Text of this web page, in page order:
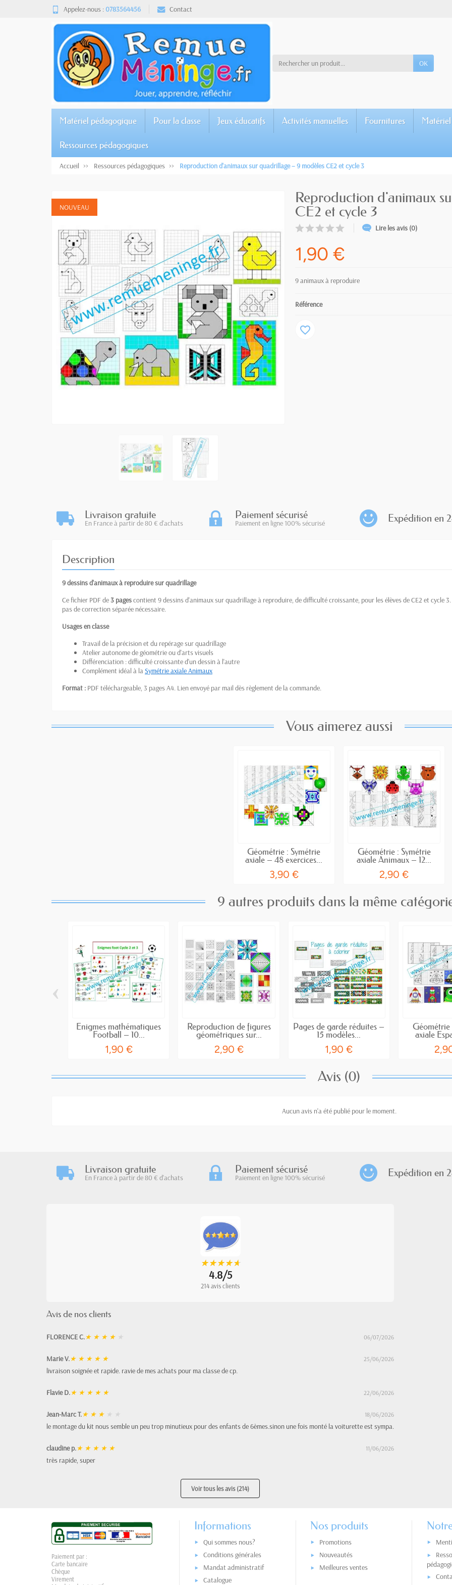
Appelez-nous : 0783564456 Contact
OK
Matériel pédagogique Pour la classe Jeux éducatifs Activités manuelles Fournitures
Ressources pédagogiques
Accueil Ressources pédagogiques Reproduction d'animaux sur quadrillage – 9 modèles CE2 et cycle 3
NOUVEAU
Reproduction d'animaux
CE2 et cycle 3
Lire les avis (0)
1,90 €
9 animaux à reproduire
Référence
favorite_border
Livraison gratuite
En France à partir de 80 € d'achats
Paiement sécurisé
Paiement en ligne 100% sécurisé Expédition en
Description
9 dessins d'animaux à reproduire sur quadrillage
Ce fichier PDF de3 pagescontient 9 dessins d'animaux sur quadrillage à reproduire, de difficulté croissante, pour les élèves de CE2 et cycle
pas de correction séparée nécessaire.
Usages en classe
Travail de la précision et du repérage sur quadrillage
Atelier autonome de géométrie ou d'arts visuels
Différenciation : difficulté croissante d'un dessin à l'autre
Complément idéal à laSymétrie axiale Animaux
Format : PDF téléchargeable, 3 pages A4. Lien envoyé par mail dès règlement de la commande.
Vous aimerez aussi
Géométrie : Symétrie
axiale – 48 exercices...
3,90 €
Géométrie : Symétrie
axiale Animaux – 12...
2,90 €
9 autres produits dans la même
Énigmes mathématiques
Football – 10...
1,90 €
Reproduction de figures
géométriques sur...
2,90 €
Pages de garde réduites –
15 modèles...
1,90 €
Géométrie
axiale
‹
Avis (0)
Aucun avis n'a été publié pour le moment.
Livraison gratuite
En France à partir de 80 € d'achats
Paiement sécurisé
Paiement en ligne 100% sécurisé Expédition en
★
★★
★★
★★
★★
★
4.8/5
214 avis clients
Avis de nos clients
FLORENCE C.★ ★ ★ ★ ★ 06/07/2026
Marie V.★ ★ ★ ★ ★ 25/06/2026
livraison soignée et rapide. ravie de mes achats pour ma classe de cp.
Flavie D.★ ★ ★ ★ ★ 22/06/2026
Jean-Marc T.★ ★ ★ ★ ★ 18/06/2026
le montage du kit nous semble un peu trop minutieux pour des enfants de 6èmes.sinon une fois monté la voiturette est sympa.
claudine p.★ ★ ★ ★ ★ 11/06/2026
très rapide, super
Voir tous les avis (214)
Paiement par :
Carte bancaire
Chèque
Virement
Informations
Qui sommes nous?
Conditions générales
Mandat administratif
Catalogue
Nos produits
Promotions
Nouveautés
Meilleures ventes